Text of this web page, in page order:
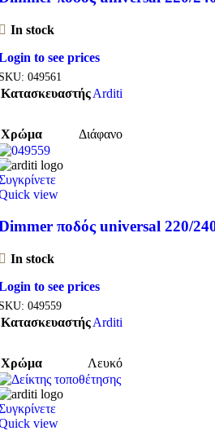
In stock
to see prices
049561
ΚατασκευαστήςArditi
Χρώμα Διάφανο
view
ποδός universal 220/
In stock
to see prices
049559
ΚατασκευαστήςArditi
Χρώμα Λευκό
view